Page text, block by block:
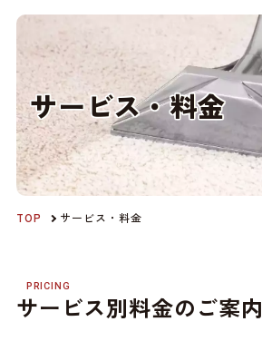
サービス・料金
TOP サービス・料金
PRICING
サービス別料金のご案内